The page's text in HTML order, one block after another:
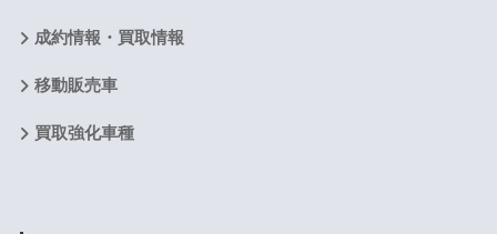
成約情報・買取情報
移動販売車
買取強化車種